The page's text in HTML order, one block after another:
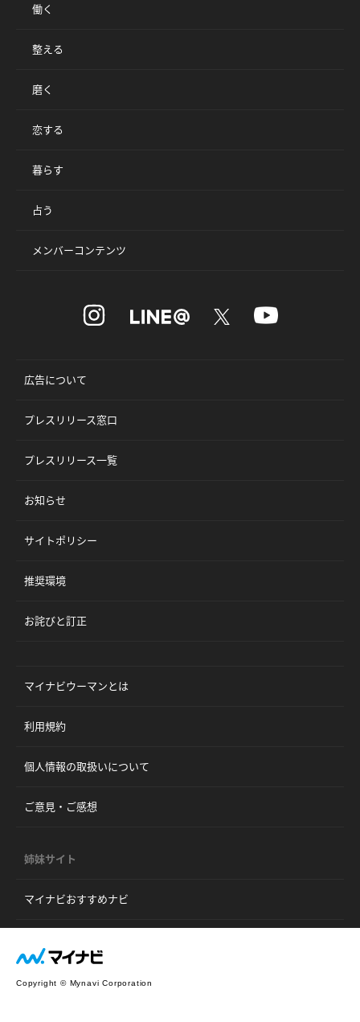
働く
整える
磨く
恋する
暮らす
占う
メンバーコンテンツ
広告について
プレスリリース窓口
プレスリリース一覧
お知らせ
サイトポリシー
推奨環境
お詫びと訂正
マイナビウーマンとは
利用規約
個人情報の取扱いについて
ご意見・ご感想
姉妹サイト
マイナビおすすめナビ
Copyright © Mynavi Corporation